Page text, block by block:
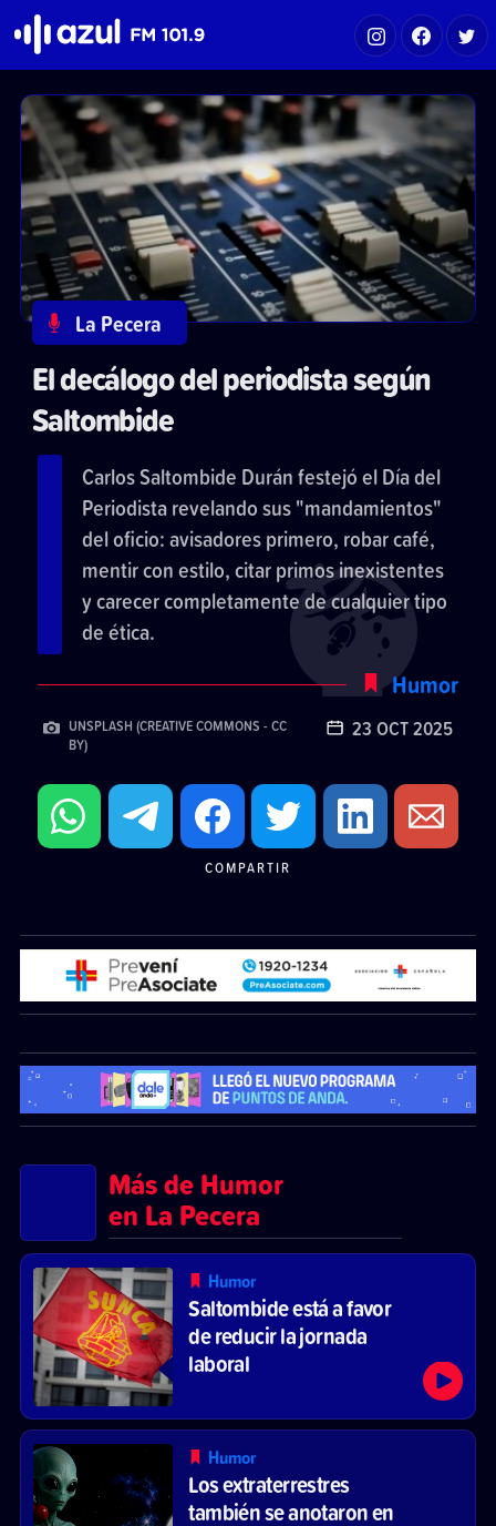
La Pecera
El decálogo del periodista según
Saltombide
Carlos Saltombide Durán festejó el Día del
Periodista revelando sus "mandamientos"
del oficio: avisadores primero, robar café,
mentir con estilo, citar primos inexistentes
y carecer completamente de cualquier tipo
de ética.
Humor
UNSPLASH (CREATIVE COMMONS - CC
BY)
23 OCT 2025
COMPARTIR
Más de Humor
en La Pecera
Humor
Saltombide está a favor
de reducir la jornada
laboral
Humor
Los extraterrestres
también se anotaron en